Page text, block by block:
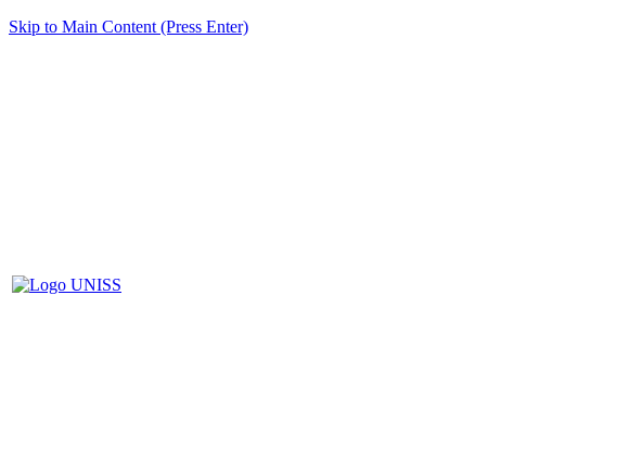
Skip to Main Content (Press Enter)